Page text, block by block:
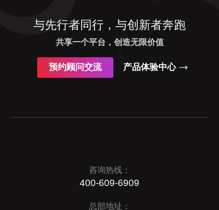
与先行者同行，与创新者奔跑
共享一个平台，创造无限价值
预约顾问交流 产品体验中心
咨询热线：
400-609-6909
总部地址：